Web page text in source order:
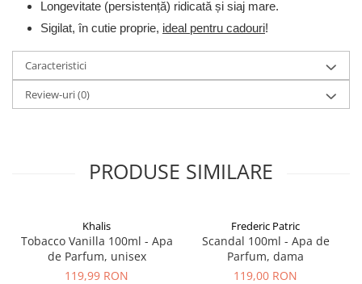
Longevitate (persistență) ridicată și siaj mare.
Sigilat, în cutie proprie, ideal pentru cadouri!
Caracteristici
Review-uri(0)
PRODUSE SIMILARE
Khalis
Tobacco Vanilla 100ml - Apa
de Parfum, unisex
119,99 RON
Frederic Patric
Scandal 100ml - Apa de
Parfum, dama
119,00 RON